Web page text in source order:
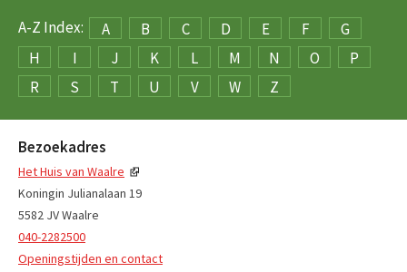
A-Z Index: A B C D E F
G
H
I J K L M N O
P
R
S T U V W Z
Bezoekadres
Het Huis van Waalre
Koningin Julianalaan 19
5582 JV Waalre
040-2282500
Openingstijden en contact